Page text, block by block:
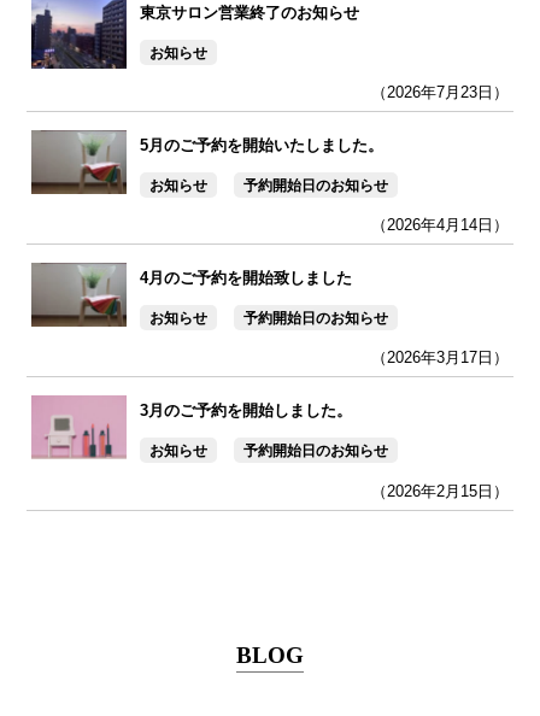
東京サロン営業終了のお知らせ
お知らせ
（2026年7月23日）
5月のご予約を開始いたしました。
お知らせ 予約開始日のお知らせ
（2026年4月14日）
4月のご予約を開始致しました
お知らせ 予約開始日のお知らせ
（2026年3月17日）
3月のご予約を開始しました。
お知らせ 予約開始日のお知らせ
（2026年2月15日）
BLOG